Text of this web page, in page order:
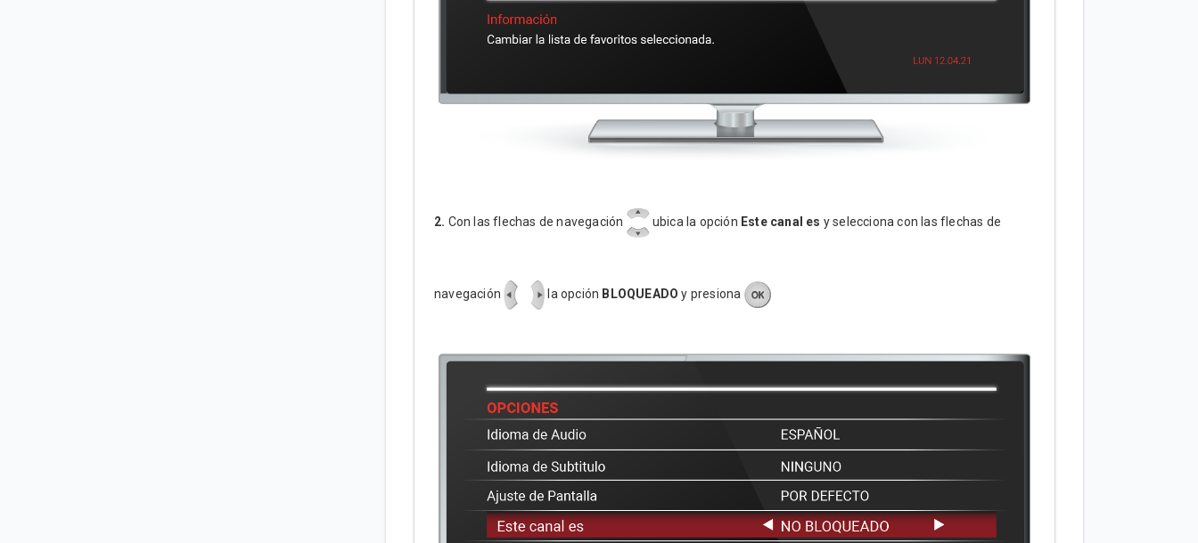
2. Con las flechas de navegación ubica la opción Este canal es y selecciona con las flechas de
navegación la opción BLOQUEADO y presiona